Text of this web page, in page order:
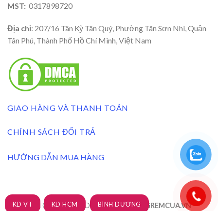
MST: 0317898720
Địa chỉ: 207/16 Tân Kỳ Tân Quý, Phường Tân Sơn Nhì, Quận
Tân Phú, Thành Phố Hồ Chí Minh, Việt Nam
GIAO HÀNG VÀ THANH TOÁN
CHÍNH SÁCH ĐỔI TRẢ
HƯỚNG DẪN MUA HÀNG
RÈM CỬA 3A BLINDS 2026 ©| XUONGREMCUA.VN
KD VT KD HCM BÌNH DƯƠNG